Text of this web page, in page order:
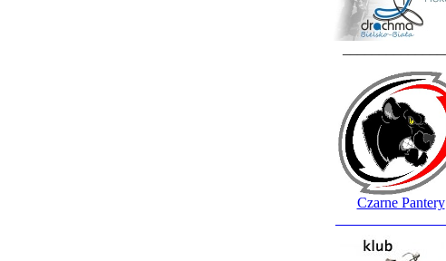
Czarne Pantery